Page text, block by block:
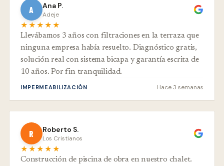
A Ana P.
Adeje
★★★★★
Llevábamos 3 años con filtraciones en la terraza que
ninguna empresa había resuelto. Diagnóstico gratis,
solución real con sistema bicapa y garantía escrita de
10 años. Por fin tranquilidad.
IMPERMEABILIZACIÓN Hace 3 semanas
R Roberto S.
Los Cristianos
★★★★★
Construcción de piscina de obra en nuestro chalet.